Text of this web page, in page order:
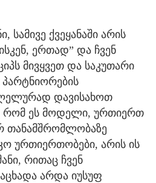
სამივე ქვეყანაში არის
ერთად” და ჩვენ
მივყვეთ და საკუთარი
პარტნიორების
დავისახოთ
რომ ეს მოდელი, ურთიერთ
თანამშრომლობაზე
ურთიერთობები, არის ის
რითაც ჩვენ
არდა იუსუფ